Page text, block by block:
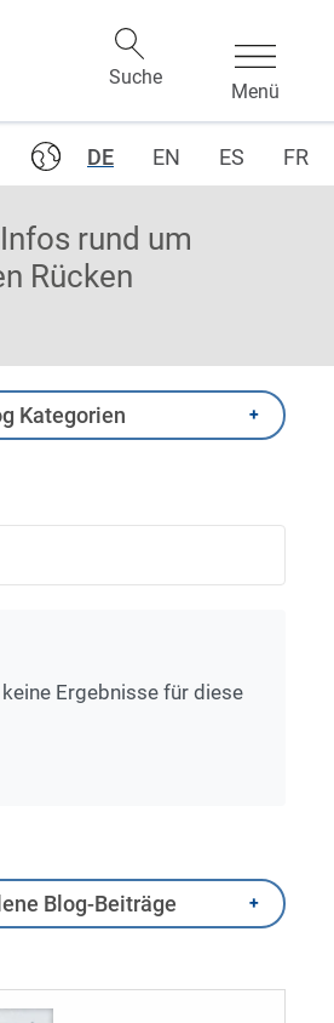
DE EN ES FR
rund um
Rücken
Kategorien
Ergebnisse für diese
Blog-Beiträge